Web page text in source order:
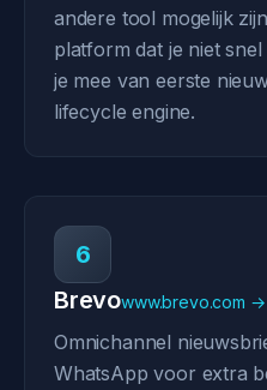
andere tool mogelijk
platform dat je niet
je mee van eerste
lifecycle engine.
6
Brevowww.brevo.com →
Omnichannel
WhatsApp voor extra